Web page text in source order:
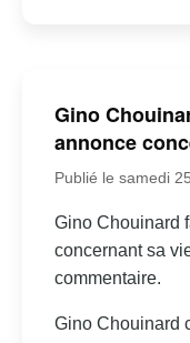
Gino
annonce
Publié le samedi
Gino Chouinard
concernant sa
commentaire.
Gino Chouinard